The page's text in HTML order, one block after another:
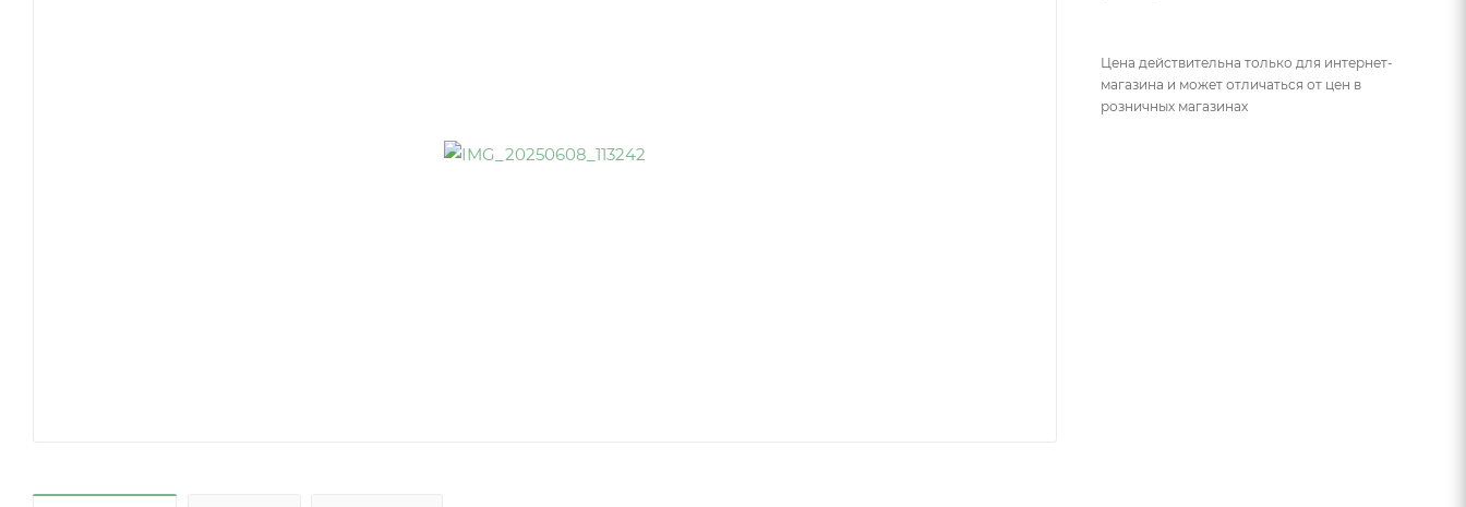
Цена действительна только для интернет-
магазина и может отличаться от цен в
розничных магазинах